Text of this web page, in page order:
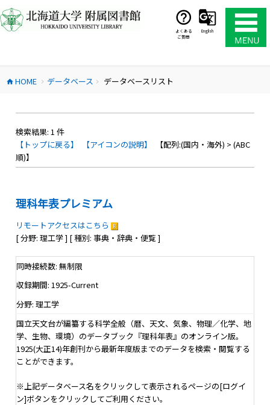
ン
テ
ス
よくある
ご質問
English
home HOME chevron_right データベース chevron_right データベースリスト
検索結果: 1 件
【トップに戻る】
【アイコンの説明】
【配列:(国内・海外) > (ABC
順)】
理科年表プレミアム
リモートアクセスはこちら
[ 分野: 理工学 ] [ 種別: 事典・辞典・便覧 ]
同時接続数: 無制限
収録期間: 1925-Current
分野: 理工学
国立天文台が編纂する科学全般（暦、天文、気象、物理／化学、地
学、生物、環境）のデータブック『理科年表』のオンライン版。
1925(大正14)年創刊から最新年度版までのデータを検索・閲覧する
ことができます。
※上記データベース名をクリックして表示されるページの[ログイ
ン]ボタンをクリックしてご利用ください。